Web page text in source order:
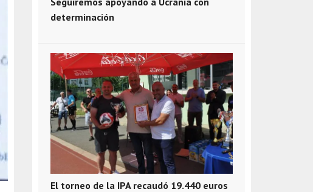
determinación
El torneo de la IPA recaudó 19.440 euros